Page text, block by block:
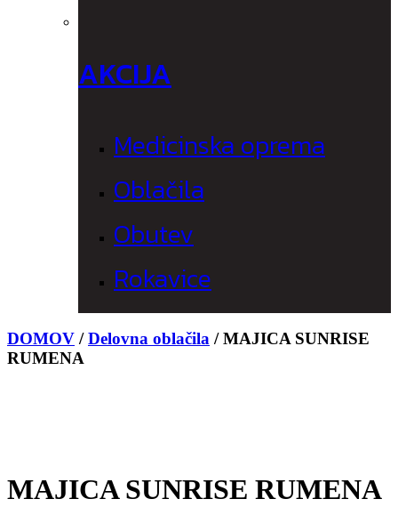
AKCIJA
Medicinska oprema
Oblačila
Obutev
Rokavice
DOMOV /Delovna oblačila /MAJICA SUNRISE
RUMENA
MAJICA SUNRISE RUMENA